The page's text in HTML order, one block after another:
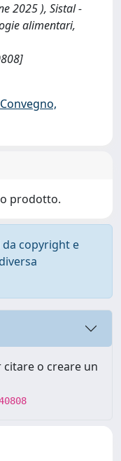
2025 ), Sistal -
alimentari,
prodotto.
copyright e
o creare un